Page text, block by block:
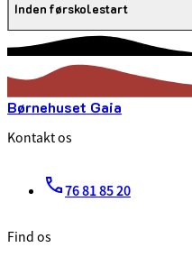
Inden førskolestart
Børnehuset Gaia
Kontakt os
76 81 85 20
Find os